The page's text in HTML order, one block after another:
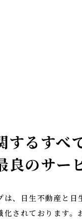
するすべ
良のサー
は、日生不動産と日
されております。